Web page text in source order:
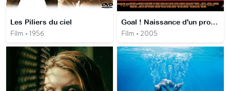
Les Piliers du ciel
Film • 1956
Goal ! Naissance d'un prodige
Film • 2005